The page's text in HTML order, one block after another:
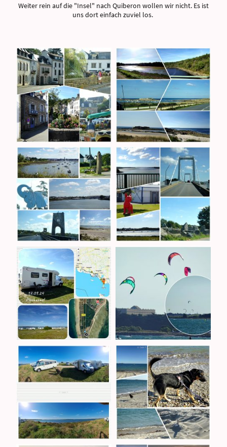
Weiter rein auf die "Insel" nach Quiberon wollen wir nicht. Es ist
uns dort einfach zuviel los.